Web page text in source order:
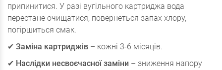
припинитися. У разі вугільного картриджа вода
перестане очищатися, повернеться запах хлору,
погіршиться смак.
✔ Заміна картриджів – кожні 3-6 місяців.
✔ Наслідки несвоєчасної заміни – зниження напору